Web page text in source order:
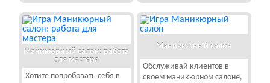
Маникюрный салон: работа
для мастера
Хотите попробовать себя в
Маникюрный салон
Обслуживай клиентов в
своем маникюрном салоне,